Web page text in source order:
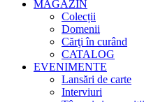
MAGAZIN
Colecții
Domenii
Cărţi în curând
CATALOG
EVENIMENTE
Lansări de carte
Interviuri